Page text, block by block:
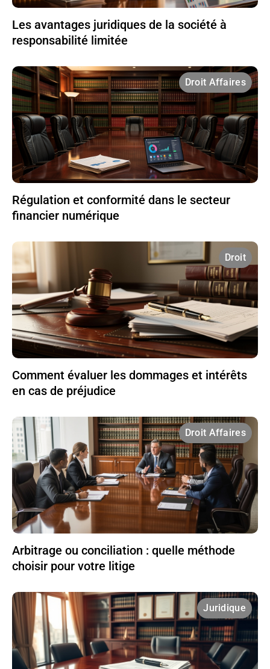
Les avantages juridiques de la société à
responsabilité limitée
Droit Affaires
Régulation et conformité dans le secteur
financier numérique
Droit
Comment évaluer les dommages et intérêts
en cas de préjudice
Droit Affaires
Arbitrage ou conciliation : quelle méthode
choisir pour votre litige
Juridique